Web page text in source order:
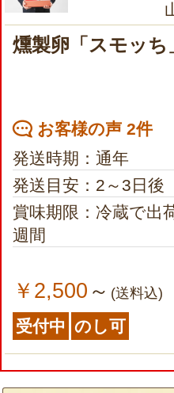
燻製卵「スモッち
お客様の声 2件
発送時期：通年
発送目安：2～3日後
賞味期限：冷蔵で出
週間
￥2,500 ～ (送料込)
受付中 のし可